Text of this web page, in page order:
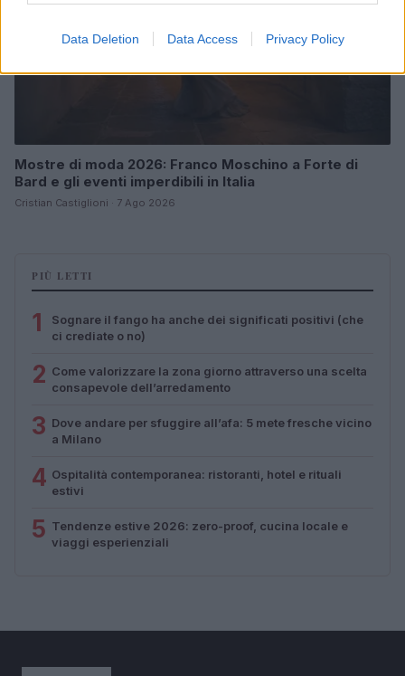
Data Deletion Data Access Privacy Policy
Mostre di moda 2026: Franco Moschino a Forte di
Bard e gli eventi imperdibili in Italia
Cristian Castiglioni · 7 Ago 2026
PIÙ LETTI
1
Sognare il fango ha anche dei significati positivi (che
ci crediate o no)
2 Come valorizzare la zona giorno attraverso una scelta
consapevole dell’arredamento
3 Dove andare per sfuggire all’afa: 5 mete fresche vicino
a Milano
4 Ospitalità contemporanea: ristoranti, hotel e rituali
estivi
5 Tendenze estive 2026: zero-proof, cucina locale e
viaggi esperienziali